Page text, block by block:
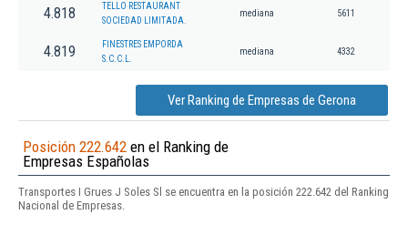
4.818
TELLO RESTAURANT
SOCIEDAD LIMITADA.
mediana 5611
4.819
FINESTRES EMPORDA
S.C.C.L.
mediana 4332
Ver Ranking de Empresas de Gerona
Posición 222.642 en el Ranking de
Empresas Españolas
Transportes I Grues J Soles Sl se encuentra en la posición 222.642 del Ranking
Nacional de Empresas.